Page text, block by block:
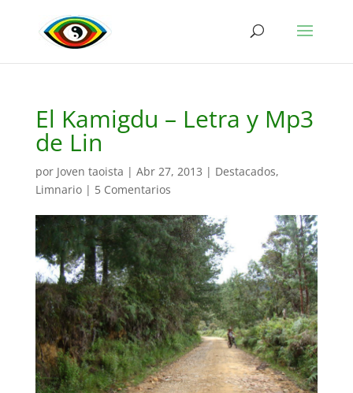
El Kamigdu – Letra y Mp3
de Lin
por Joven taoista | Abr 27, 2013 | Destacados,
Limnario| 5 Comentarios